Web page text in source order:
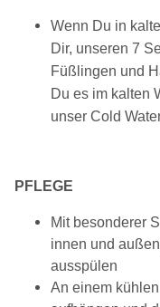
Wenn Du in
Dir, unseren 7
Füßlingen und
Du es im kalten
unser Cold
PFLEGE
Mit besonderer
innen und
ausspülen
An einem